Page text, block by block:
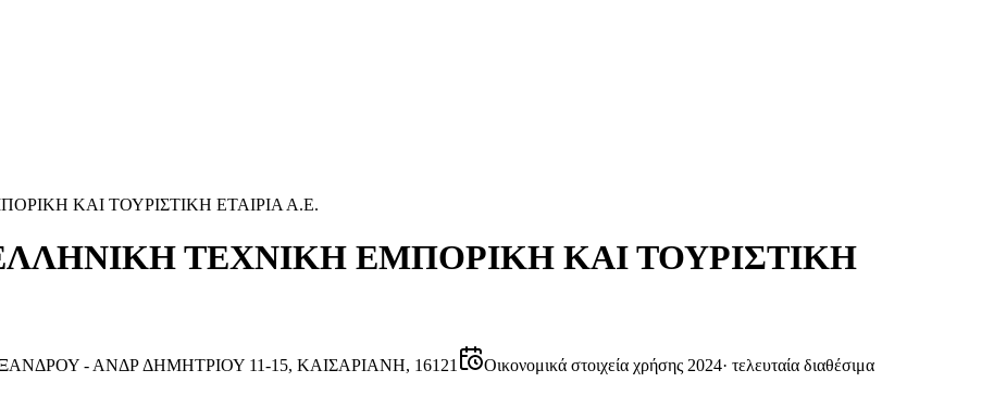
ΚΑΙ ΤΟΥΡΙΣΤΙΚΗ ΕΤΑΙΡΙΑ Α.Ε.
ΤΕΧΝΙΚΗ ΕΜΠΟΡΙΚΗ ΚΑΙ ΤΟΥΡΙΣΤΙΚΗ
- ΑΝΔΡ ΔΗΜΗΤΡΙΟΥ 11-15, ΚΑΙΣΑΡΙΑΝΗ, 16121 Οικονομικά στοιχεία χρήσης 2024· τελευταία διαθέσιμα